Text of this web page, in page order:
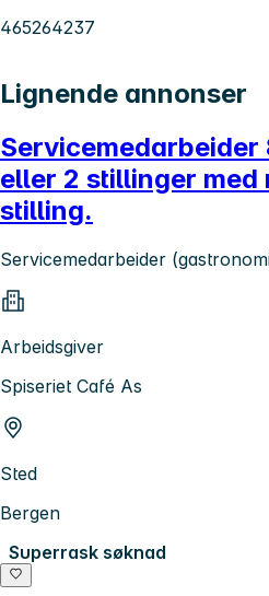
465264237
Lignende annonser
eller 2 stillinger med
stilling.
Servicemedarbeider
Arbeidsgiver
Spiseriet Café As
Sted
Bergen
Superrask søknad